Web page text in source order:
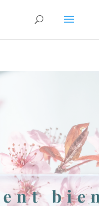
pour les Hypnothérapeutes